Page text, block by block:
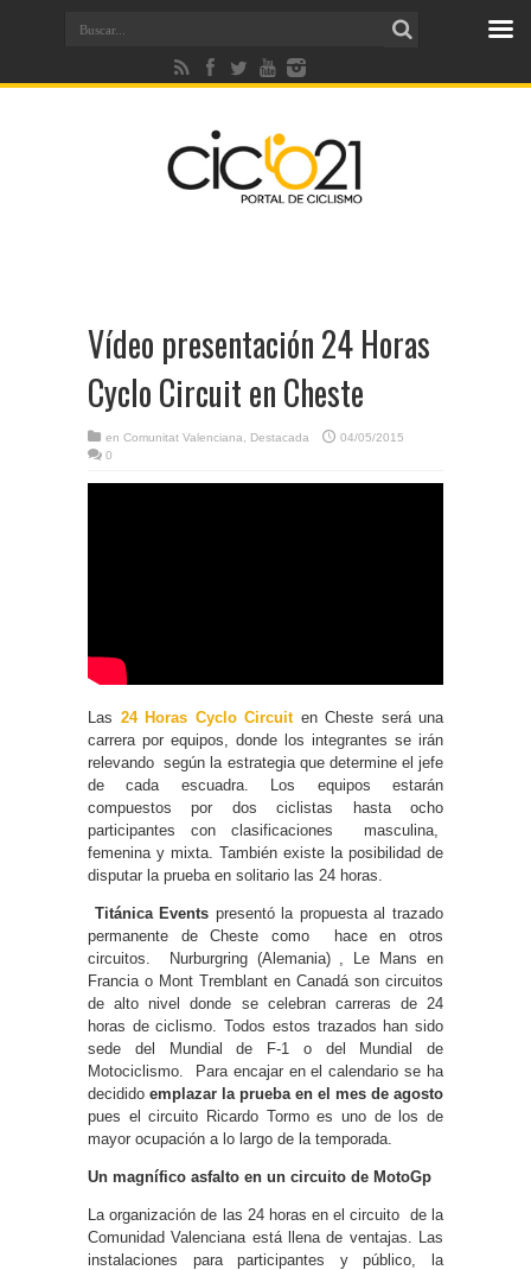
Vídeo presentación 24 Horas
Cyclo Circuit en Cheste
en Comunitat Valenciana Destacada
04/05/2015
0
Las 24 Horas Cyclo Circuit en Cheste será una
carrera por equipos, donde los integrantes se irán
relevando según la estrategia que determine el jefe
de cada escuadra. Los equipos estarán
compuestos por dos ciclistas hasta ocho
participantes con clasificaciones masculina,
femenina y mixta. También existe la posibilidad de
disputar la prueba en solitario las 24 horas.
Titánica Events presentó la propuesta al trazado
permanente de Cheste como hace en otros
circuitos. Nurburgring (Alemania) , Le Mans en
Francia o Mont Tremblant en Canadá son circuitos
de alto nivel donde se celebran carreras de 24
horas de ciclismo. Todos estos trazados han sido
sede del Mundial de F-1 o del Mundial de
Motociclismo. Para encajar en el calendario se ha
decidido emplazar la prueba en el mes de agosto
pues el circuito Ricardo Tormo es uno de los de
mayor ocupación a lo largo de la temporada.
Un magnífico asfalto en un circuito de MotoGp
La organización de las 24 horas en el circuito de la
Comunidad Valenciana está llena de ventajas. Las
instalaciones para participantes y público, la